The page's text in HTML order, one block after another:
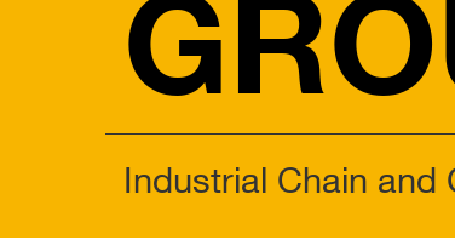
Industrial Chain and